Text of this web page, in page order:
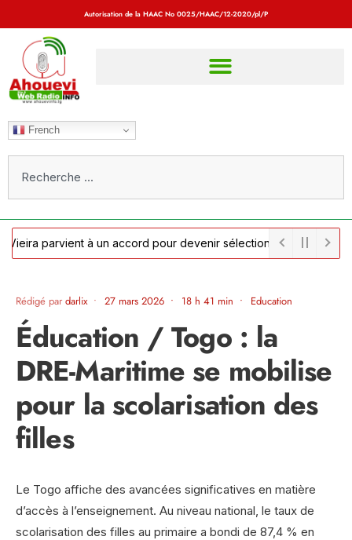
Autorisation de la HAAC No 0025/HAAC/12-2020/pl/P
French
parvient à un accord pour devenir sélectionneur du Sénégal
Rédigé pardarlix • 27 mars 2026 • 18 h 41 min • Education
Éducation / Togo : la
DRE-Maritime se mobilise
pour la scolarisation des
filles
Le Togo affiche des avancées significatives en matière
d’accès à l’enseignement. Au niveau national, le taux de
scolarisation des filles au primaire a bondi de 87,4 % en